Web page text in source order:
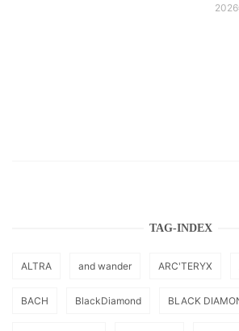
TAG-INDEX
ALTRA and wander ARC'TERYX
BACH BlackDiamond BLACK